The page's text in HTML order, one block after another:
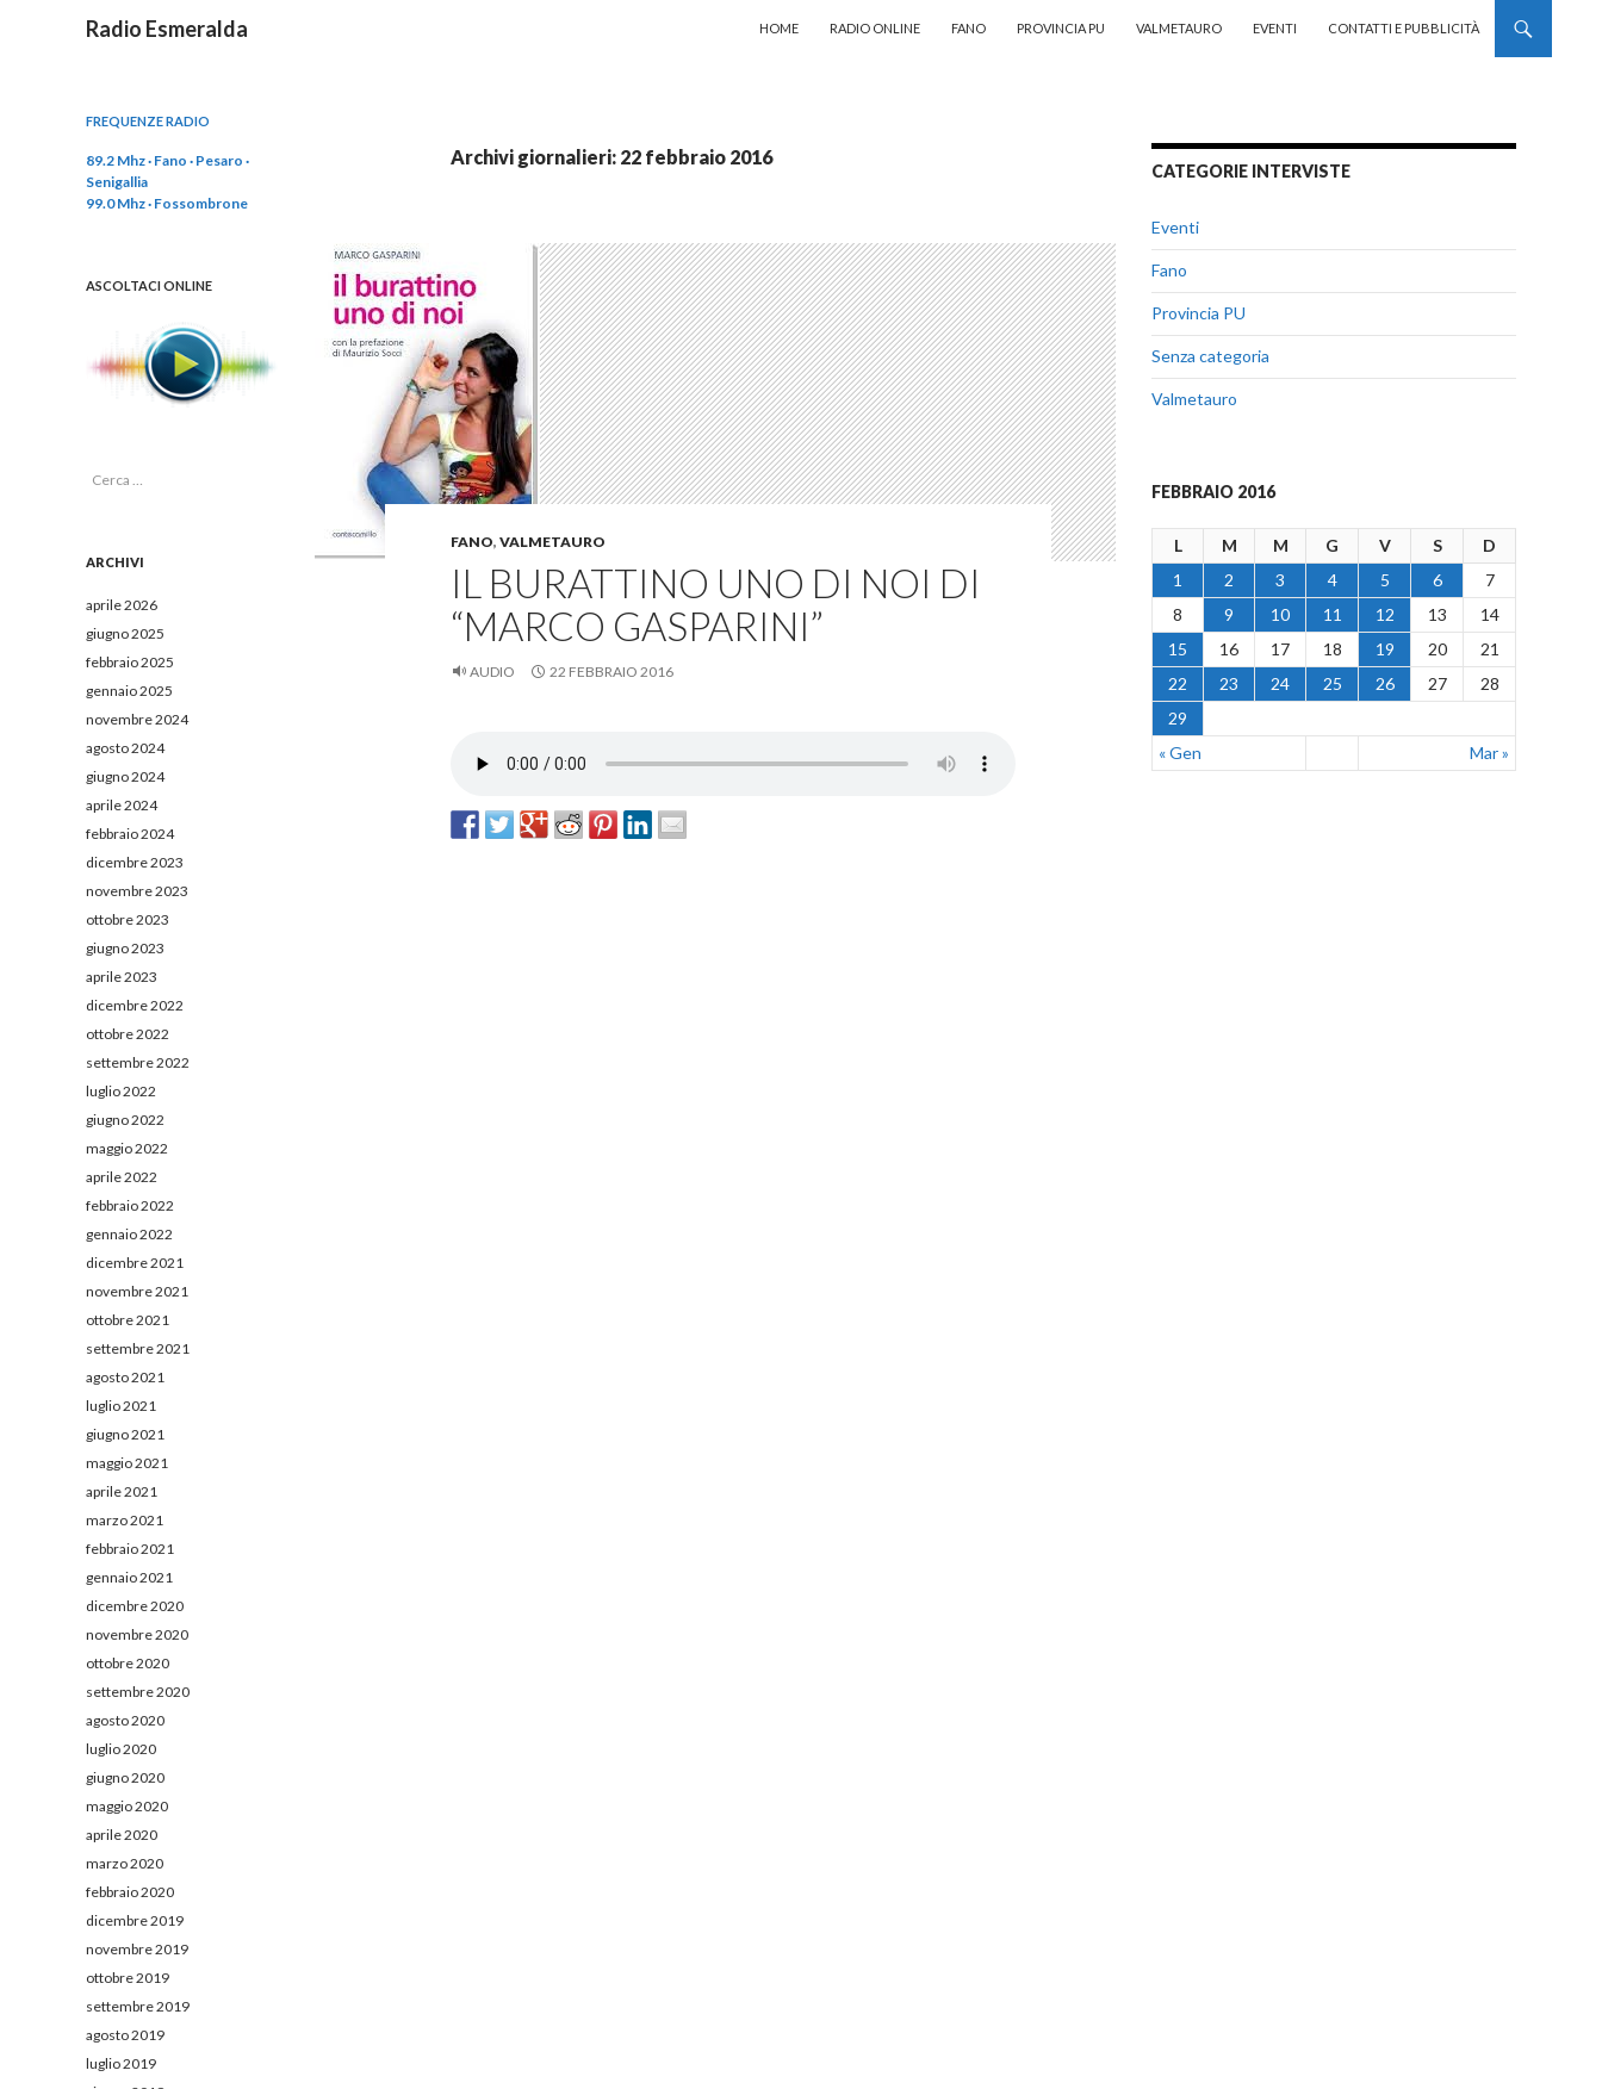
Radio Esmeralda
HOME
RADIO ONLINE FANO PROVINCIA PU VALMETAURO EVENTI CONTATTI E PUBBLICITÀ
Archivi giornalieri: 22 febbraio 2016
FANO, VALMETAURO
IL BURATTINO UNO DI NOI DI
“MARCO GASPARINI”
AUDIO 22 FEBBRAIO 2016
CATEGORIE INTERVISTE
Eventi
Fano
Provincia PU
Senza categoria
Valmetauro
FEBBRAIO 2016
L M M G V S D
« Gen Mar »
1 2 3 4 5 6
7
8
9 10 11 12 13
14
15
16 17 18 19 20
21
22
23 24 25 26 27
28
29
FREQUENZE RADIO
89.2 Mhz · Fano · Pesaro ·
Senigallia
99.0 Mhz · Fossombrone
ASCOLTACI ONLINE
R
r
a
r
:
ARCHIVI
aprile 2026
giugno 2025
febbraio 2025
gennaio 2025
novembre 2024
agosto 2024
giugno 2024
aprile 2024
febbraio 2024
dicembre 2023
novembre 2023
ottobre 2023
giugno 2023
aprile 2023
dicembre 2022
ottobre 2022
settembre 2022
luglio 2022
giugno 2022
maggio 2022
aprile 2022
febbraio 2022
gennaio 2022
dicembre 2021
novembre 2021
ottobre 2021
settembre 2021
agosto 2021
luglio 2021
giugno 2021
maggio 2021
aprile 2021
marzo 2021
febbraio 2021
gennaio 2021
dicembre 2020
novembre 2020
ottobre 2020
settembre 2020
agosto 2020
luglio 2020
giugno 2020
maggio 2020
aprile 2020
marzo 2020
febbraio 2020
dicembre 2019
novembre 2019
ottobre 2019
settembre 2019
agosto 2019
luglio 2019